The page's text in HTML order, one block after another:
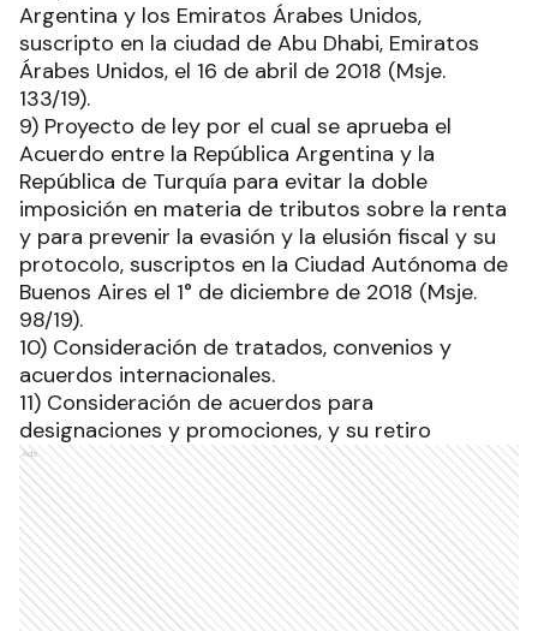
Argentina y los Emiratos Árabes Unidos,
suscripto en la ciudad de Abu Dhabi, Emiratos
Árabes Unidos, el 16 de abril de 2018 (Msje.
133/19).
9) Proyecto de ley por el cual se aprueba el
Acuerdo entre la República Argentina y la
República de Turquía para evitar la doble
imposición en materia de tributos sobre la renta
y para prevenir la evasión y la elusión fiscal y su
protocolo, suscriptos en la Ciudad Autónoma de
Buenos Aires el 1° de diciembre de 2018 (Msje.
98/19).
10) Consideración de tratados, convenios y
acuerdos internacionales.
11) Consideración de acuerdos para
designaciones y promociones, y su retiro
Ads